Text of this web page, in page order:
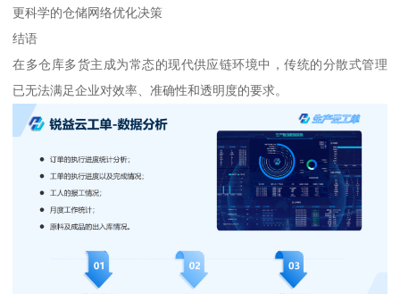
更科学的仓储网络优化决策
结语
在多仓库多货主成为常态的现代供应链环境中，传统的分散式管理
已无法满足企业对效率、准确性和透明度的要求。